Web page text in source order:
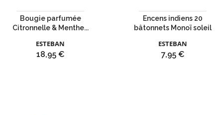
Bougie parfumée
Citronnelle & Menthe...
ESTEBAN
Prix
18,95 €
Encens indiens 20
bâtonnets Monoï soleil
ESTEBAN
Prix
7,95 €